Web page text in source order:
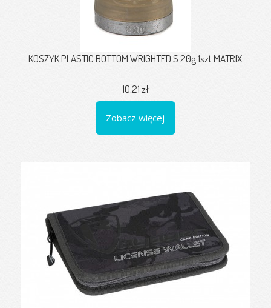
KOSZYK PLASTIC BOTTOM WRIGHTED S 20g 1szt MATRIX
10,21 zł
Zobacz więcej